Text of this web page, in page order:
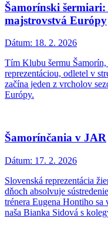
Šamorínski
majstrovstvá Európy
Dátum: 18. 2. 2026
Tím Klubu šermu
reprezentáciou, odletel v
začína jeden z vrcholov
Európy.
Šamorínčania v JAR
Dátum: 17. 2. 2026
Slovenská reprezentácia
dňoch absolvuje
trénera Eugena Hontiho
naša Bianka Sidová s